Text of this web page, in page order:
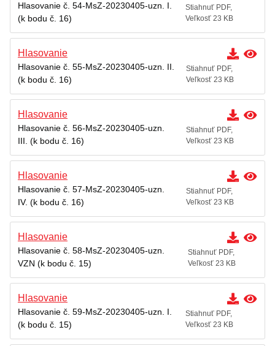
Hlasovanie č. 54-MsZ-20230405-uzn. I.
(k bodu č. 16)
Stiahnuť PDF,
Veľkosť 23 KB
Hlasovanie
Hlasovanie č. 55-MsZ-20230405-uzn. II.
(k bodu č. 16)
Stiahnuť PDF,
Veľkosť 23 KB
Hlasovanie
Hlasovanie č. 56-MsZ-20230405-uzn.
III. (k bodu č. 16)
Stiahnuť PDF,
Veľkosť 23 KB
Hlasovanie
Hlasovanie č. 57-MsZ-20230405-uzn.
IV. (k bodu č. 16)
Stiahnuť PDF,
Veľkosť 23 KB
Hlasovanie
Hlasovanie č. 58-MsZ-20230405-uzn.
VZN (k bodu č. 15)
Stiahnuť PDF,
Veľkosť 23 KB
Hlasovanie
Hlasovanie č. 59-MsZ-20230405-uzn. I.
(k bodu č. 15)
Stiahnuť PDF,
Veľkosť 23 KB